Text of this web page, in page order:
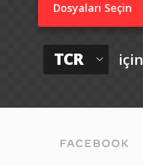
Dosyaları Seçin
TCR için